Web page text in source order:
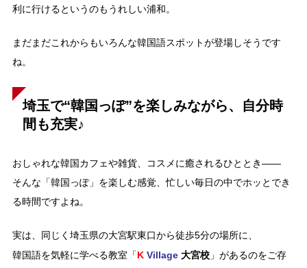
利に行けるというのもうれしい浦和。
まだまだこれからもいろんな韓国語スポットが登場しそうです
ね。
埼玉で“韓国っぽ”を楽しみながら、自分時
間も充実♪
おしゃれな韓国カフェや雑貨、コスメに癒されるひととき――
そんな「韓国っぽ」を楽しむ感覚、忙しい毎日の中でホッとでき
る時間ですよね。
実は、同じく埼玉県の大宮駅東口から徒歩5分の場所に、
韓国語を気軽に学べる教室「 K Village大宮校」があるのをご存